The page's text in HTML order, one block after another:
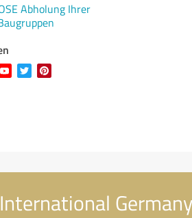
Abholung Ihrer